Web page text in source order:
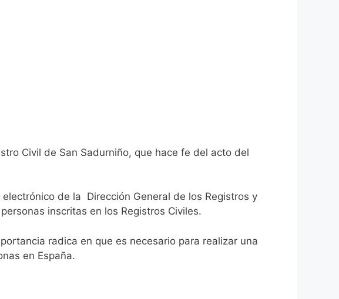
Civil de San Sadurniño, que hace fe del acto del
de la Dirección General de los Registros y
inscritas en los Registros Civiles.
radica en que es necesario para realizar una
en España.